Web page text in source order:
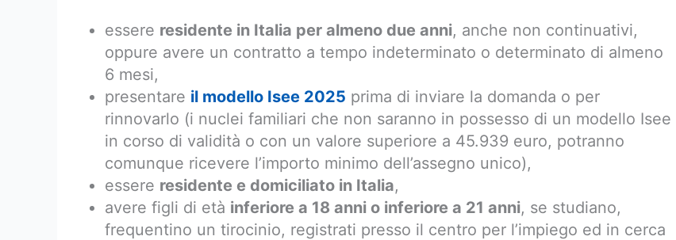
essere residente in Italia per almeno due anni, anche non continuativi,
oppure avere un contratto a tempo indeterminato o determinato di almeno
6 mesi,
presentare il modello Isee 2025 prima di inviare la domanda o per
rinnovarlo (i nuclei familiari che non saranno in possesso di un modello Isee
in corso di validità o con un valore superiore a 45.939 euro, potranno
comunque ricevere l’importo minimo dell’assegno unico),
essere residente e domiciliato in Italia,
avere figli di età inferiore a 18 anni o inferiore a 21 anni, se studiano,
frequentino un tirocinio, registrati presso il centro per l’impiego ed in cerca